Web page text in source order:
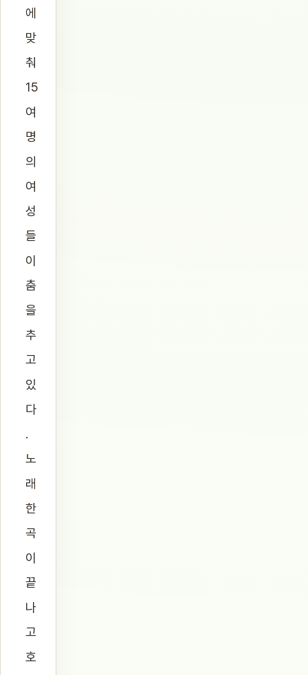
에
맞
춰
15
여
명
의
여
성
들
이
춤
을
추
고
있
다
.
노
래
한
곡
이
끝
나
고
호